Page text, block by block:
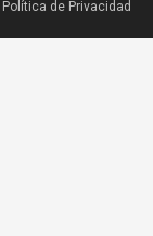
Política de Privacidad